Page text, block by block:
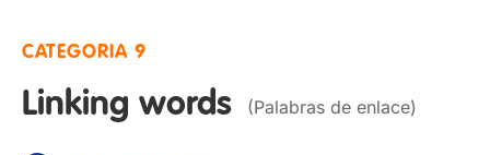
CATEGORIA 9
Linking words (Palabras de enlace)